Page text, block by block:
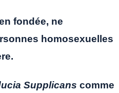
fondée, ne
homosexuelles
Supplicans comme